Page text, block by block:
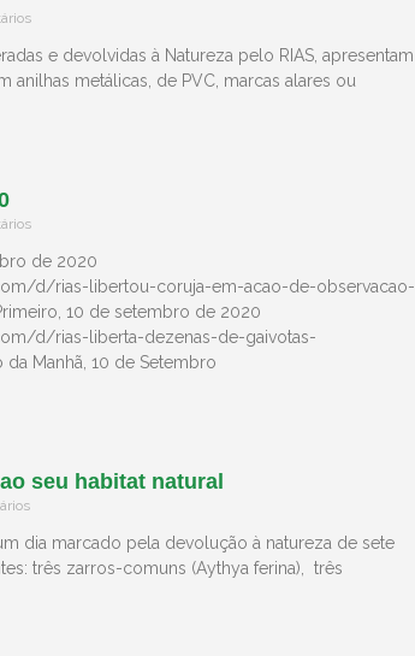
e devolvidas à Natureza pelo RIAS, apresentam
anilhas metálicas, de PVC, marcas alares ou
de 2020
d/rias-libertou-coruja-em-acao-de-observacao-
10 de setembro de 2020
d/rias-liberta-dezenas-de-gaivotas-
Manhã, 10 de Setembro
seu habitat natural
dia marcado pela devolução à natureza de sete
três zarros-comuns (Aythya ferina), três